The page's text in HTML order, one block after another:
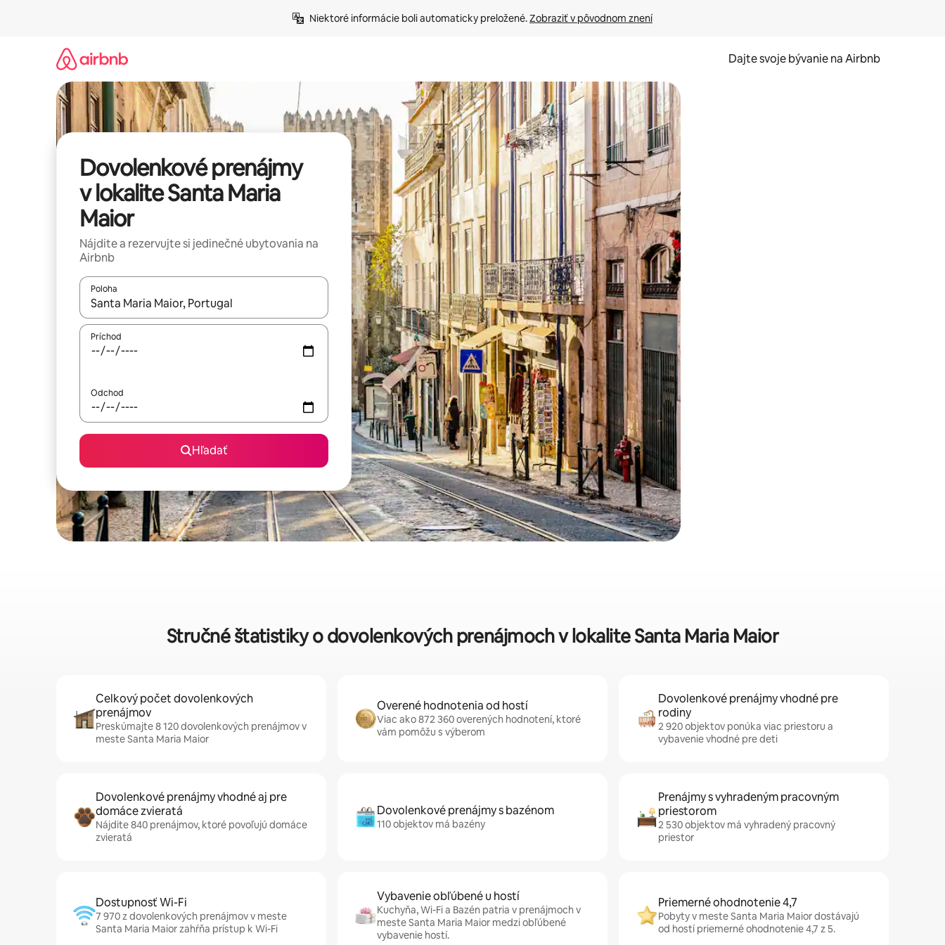
Niektoré informácie boli automaticky preložené. Zobraziť v pôvodnom znení
Dajte svoje bývanie na Airbnb
Dovolenkové prenájmy
v lokalite Santa Maria
Maior
Nájdite a rezervujte si jedinečné ubytovania na
Airbnb
Poloha
Keď budú výsledky k dispozícii, môžete si ich prechádzať pomocou klávesov so šípkami nahor a nadol alebo ich preskúmať pomocou dotykových gest či potiahnutia prstom.
Príchod
Odchod
Hľadať
Stručné štatistiky o dovolenkových prenájmoch v lokalite Santa Maria Maior
Celkový počet dovolenkových
prenájmov
Preskúmajte 8 120 dovolenkových prenájmov v
meste Santa Maria Maior
Overené hodnotenia od hostí
Viac ako 872 360 overených hodnotení, ktoré
vám pomôžu s výberom
Dovolenkové prenájmy vhodné pre
rodiny
2 920 objektov ponúka viac priestoru a
vybavenie vhodné pre deti
Dovolenkové prenájmy vhodné aj pre
domáce zvieratá
Nájdite 840 prenájmov, ktoré povoľujú domáce
zvieratá
Dovolenkové prenájmy s bazénom
110 objektov má bazény
Prenájmy s vyhradeným pracovným
priestorom
2 530 objektov má vyhradený pracovný
priestor
Dostupnosť Wi-Fi
7 970 z dovolenkových prenájmov v meste
Santa Maria Maior zahŕňa prístup k Wi-Fi
Vybavenie obľúbené u hostí
Kuchyňa, Wi-Fi a Bazén patria v prenájmoch v
meste Santa Maria Maior medzi obľúbené
vybavenie hostí.
Priemerné ohodnotenie 4,7
Pobyty v meste Santa Maria Maior dostávajú
od hostí priemerné ohodnotenie 4,7 z 5.